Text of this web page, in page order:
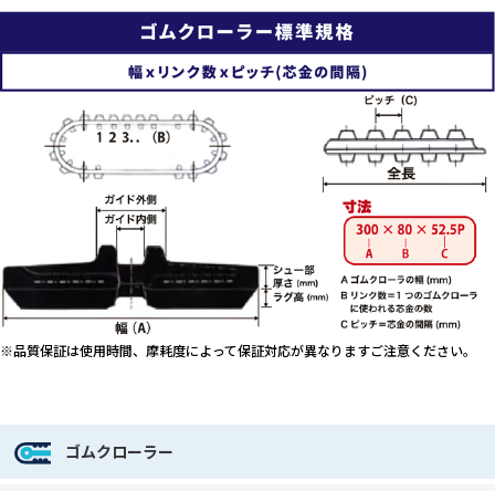
※品質保証は使用時間、摩耗度によって保証対応が異なりますご注意ください。
ゴムクローラー